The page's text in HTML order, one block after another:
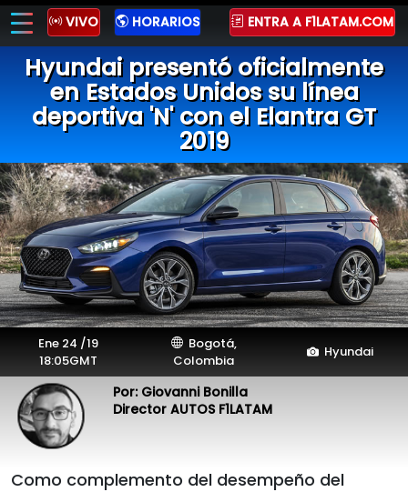
VIVO HORARIOS ENTRA A F1LATAM.COM
Hyundai presentó oficialmente
en Estados Unidos su línea
deportiva 'N' con el Elantra GT
2019
Ene 24 /19
18:05GMT
Bogotá,
Colombia
Hyundai
Por: Giovanni Bonilla
Director AUTOS F1LATAM
Como complemento del desempeño del